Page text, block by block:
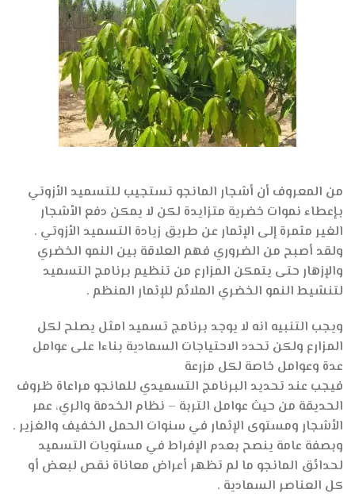
من المعروف أن أشجار المانجو تستجيب للتسميد الأزوتي
بإعطاء نموات خضرية متزايدة لكن لا يمكن دفع الأشجار
الغير مثمرة إلى الإثمار عن طريق زيادة التسميد الأزوتي .
ولقد أصبح من الضروري فهم العلاقة بين النمو الخضري
والإزهار حتى يتمكن المزارع من تنظيم برنامج التسميد
لتنشيط النمو الخضري الملائم للإثمار المنظم .
ويجب التنبيه انه لا يوجد برنامج تسميد امثل يصلح لكل
المزارع ولكن تحدد الاحتياجات السمادية بناءا على عوامل
عدة وعوامل خاصة لكل مزرعة
فيجب عند تحديد البرنامج التسميدي للمانجو مراعاة ظروف
الحديقة من حيث عوامل التربة – نظام الخدمة والري، عمر
الأشجار ومستوى الإثمار في سنوات الحمل الخفيف والغزير .
وبصفة عامة ينصح بعدم الإفراط في مستويات التسميد
لحدائق المانجو ما لم تظهر أعراض معاناة نقص لبعض أو
كل العناصر السمادية .